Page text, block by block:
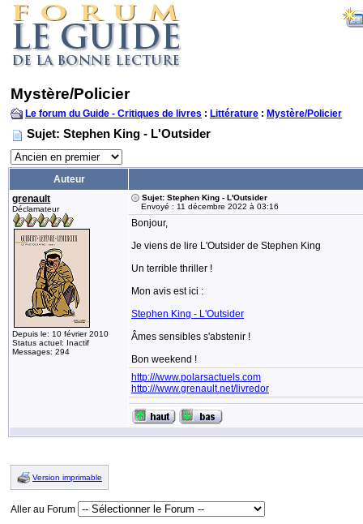
Mystère/Policier
Le forum du Guide - Critiques de livres : Littérature : Mystère/Policier
Sujet: Stephen King - L'Outsider
Auteur
grenault
Déclamateur
Depuis le: 10 février 2010
Status actuel: Inactif
Messages: 294
Sujet: Stephen King - L'Outsider
Envoyé : 11 décembre 2022 à 03:16
Bonjour,
Je viens de lire L'Outsider de Stephen King
Un terrible thriller !
Mon avis est ici :
Stephen King - L'Outsider
Âmes sensibles s'abstenir !
Bon weekend !
http:///www.polarsactuels.com
http:///www.grenault.net/livredor
Version imprimable
Aller au Forum